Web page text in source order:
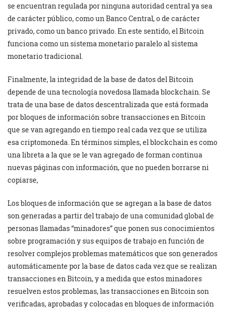
se encuentran regulada por ninguna autoridad central ya sea
de carácter público, como un Banco Central, o de carácter
privado, como un banco privado. En este sentido, el Bitcoin
funciona como un sistema monetario paralelo al sistema
monetario tradicional.
Finalmente, la integridad de la base de datos del Bitcoin
depende de una tecnología novedosa llamada blockchain. Se
trata de una base de datos descentralizada que está formada
por bloques de información sobre transacciones en Bitcoin
que se van agregando en tiempo real cada vez que se utiliza
esa criptomoneda. En términos simples, el blockchain es como
una libreta a la que se le van agregado de forman continua
nuevas páginas con información, que no pueden borrarse ni
copiarse,
Los bloques de información que se agregan a la base de datos
son generadas a partir del trabajo de una comunidad global de
personas llamadas “minadores” que ponen sus conocimientos
sobre programación y sus equipos de trabajo en función de
resolver complejos problemas matemáticos que son generados
automáticamente por la base de datos cada vez que se realizan
transacciones en Bitcoin, y a medida que estos minadores
resuelven estos problemas, las transacciones en Bitcoin son
verificadas, aprobadas y colocadas en bloques de información